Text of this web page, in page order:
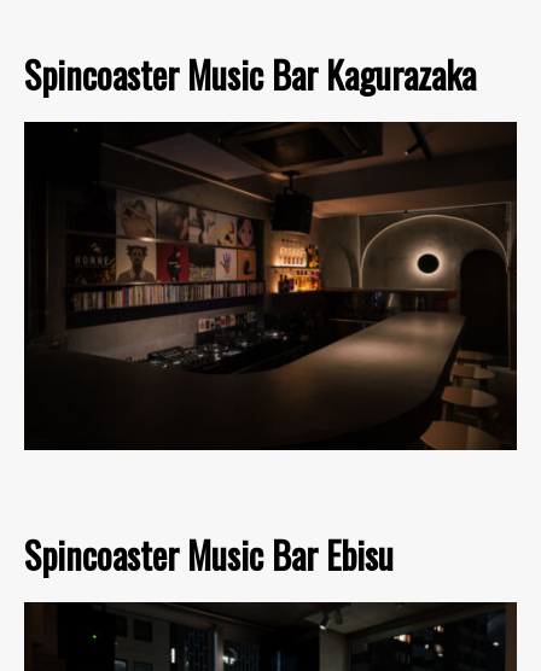
Spincoaster Music Bar Kagurazaka
Spincoaster Music Bar Ebisu